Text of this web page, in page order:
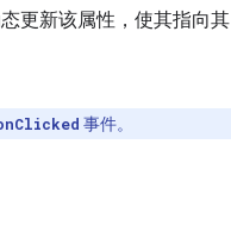
更新该属性，使其指向其
事件。